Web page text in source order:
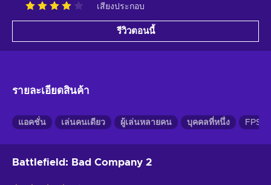
เสียงประกอบ
รีวิวตอนนี้
รายละเอียดสินค้า
แอคชั่น เล่นคนเดียว ผู้เล่นหลายคน บุคคลที่หนึ่ง FPS /
Battlefield: Bad Company 2